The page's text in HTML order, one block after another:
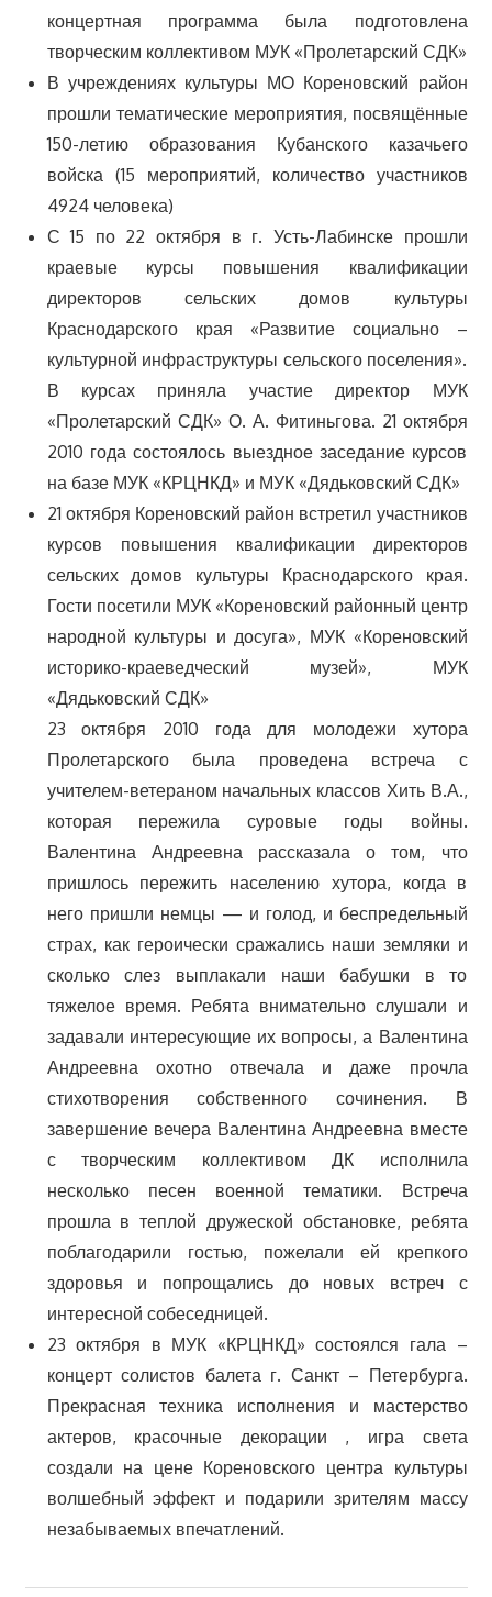
концертная программа была подготовлена
творческим коллективом МУК «Пролетарский СДК»
В учреждениях культуры МО Кореновский район
прошли тематические мероприятия, посвящённые
150-летию образования Кубанского казачьего
войска (15 мероприятий, количество участников
4924 человека)
С 15 по 22 октября в г. Усть-Лабинске прошли
краевые курсы повышения квалификации
директоров сельских домов культуры
Краснодарского края «Развитие социально –
культурной инфраструктуры сельского поселения».
В курсах приняла участие директор МУК
«Пролетарский СДК» О. А. Фитиньгова. 21 октября
2010 года состоялось выездное заседание курсов
на базе МУК «КРЦНКД» и МУК «Дядьковский СДК»
21 октября Кореновский район встретил участников
курсов повышения квалификации директоров
сельских домов культуры Краснодарского края.
Гости посетили МУК «Кореновский районный центр
народной культуры и досуга», МУК «Кореновский
историко-краеведческий музей», МУК
«Дядьковский СДК»
23 октября 2010 года для молодежи хутора
Пролетарского была проведена встреча с
учителем-ветераном начальных классов Хить В.А.,
которая пережила суровые годы войны.
Валентина Андреевна рассказала о том, что
пришлось пережить населению хутора, когда в
него пришли немцы — и голод, и беспредельный
страх, как героически сражались наши земляки и
сколько слез выплакали наши бабушки в то
тяжелое время. Ребята внимательно слушали и
задавали интересующие их вопросы, а Валентина
Андреевна охотно отвечала и даже прочла
стихотворения собственного сочинения. В
завершение вечера Валентина Андреевна вместе
с творческим коллективом ДК исполнила
несколько песен военной тематики. Встреча
прошла в теплой дружеской обстановке, ребята
поблагодарили гостью, пожелали ей крепкого
здоровья и попрощались до новых встреч с
интересной собеседницей.
23 октября в МУК «КРЦНКД» состоялся гала –
концерт солистов балета г. Санкт – Петербурга.
Прекрасная техника исполнения и мастерство
актеров, красочные декорации , игра света
создали на цене Кореновского центра культуры
волшебный эффект и подарили зрителям массу
незабываемых впечатлений.